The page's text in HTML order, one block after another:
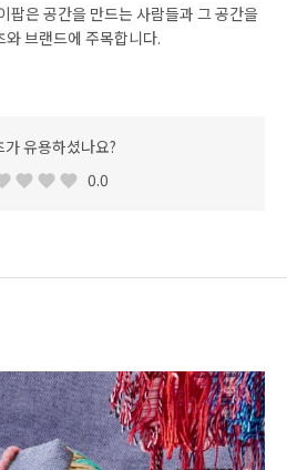
팝은 공간을 만드는 사람들과 그 공간을
와 브랜드에 주목합니다.
가 유용하셨나요?
0.0